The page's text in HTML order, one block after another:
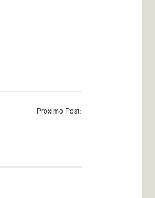
Proximo Post: